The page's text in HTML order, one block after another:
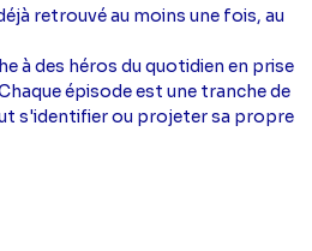
retrouvé au moins une fois, au
à des héros du quotidien en prise
épisode est une tranche de
s'identifier ou projeter sa propre